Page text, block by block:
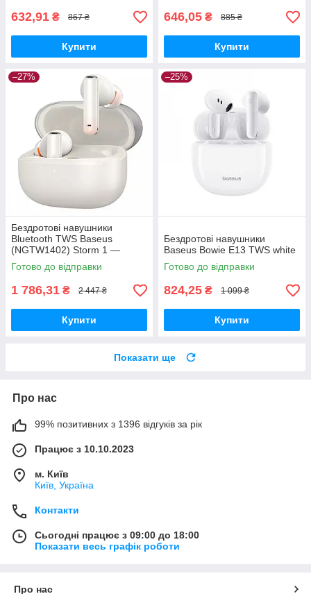
632,91 ₴ 867 ₴
Купити
646,05 ₴ 885 ₴
Купити
–27%
Бездротові навушники
Bluetooth TWS Baseus
(NGTW1402) Storm 1 —
NGTW140202 Білі
Готово до відправки
1 786,31 ₴ 2 447 ₴
Купити
–25%
Бездротові навушники
Baseus Bowie E13 TWS white
Готово до відправки
824,25 ₴ 1 099 ₴
Купити
Показати ще
Про нас
99% позитивних з 1396 відгуків за рік
Працює з 10.10.2023
м. Київ
Київ, Україна
Контакти
Сьогодні працює з 09:00 до 18:00
Показати весь графік роботи
Про нас